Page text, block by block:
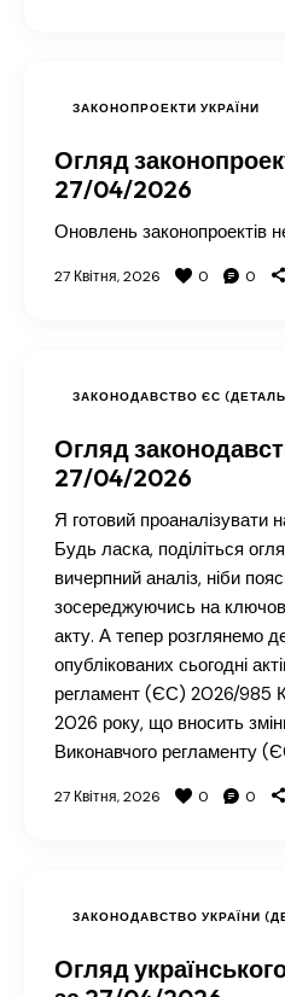
ЗАКОНОПРОЕКТИ УКРАЇНИ
Огляд
27/04/2026
Оновлень законопроектів
27 Квітня, 2026 0 0
ЗАКОНОДАВСТВО ЄС
Огляд
27/04/2026
Я готовий проаналізувати
Будь ласка, поділіться
вичерпний аналіз, ніби
зосереджуючись на
акту. А тепер розглянемо
опублікованих сьогодні
регламент (ЄС) 2026/985
2026 року, що вносить
Виконавчого регламенту
27 Квітня, 2026 0 0
ЗАКОНОДАВСТВО УКРАЇНИ
Огляд